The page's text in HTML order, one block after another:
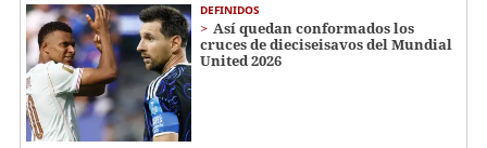
DEFINIDOS
Así quedan conformados los
cruces de dieciseisavos del Mundial
United 2026